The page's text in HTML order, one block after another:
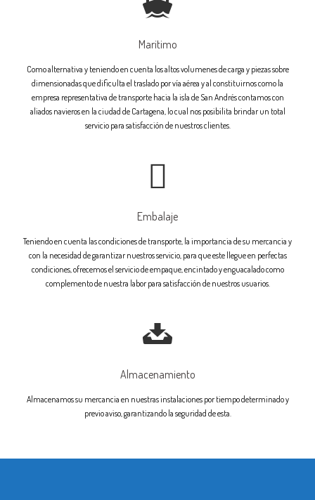
Maritimo
Como alternativa y teniendo en cuenta los altos volumenes de carga y piezas sobre
dimensionadas que dificulta el traslado por vía aérea y al constituirnos como la
empresa representativa de transporte hacia la isla de San Andrés contamos con
aliados navieros en la ciudad de Cartagena, lo cual nos posibilita brindar un total
servicio para satisfacción de nuestros clientes.
Embalaje
Teniendo en cuenta las condiciones de transporte, la importancia de su mercancia y
con la necesidad de garantizar nuestros servicio, para que este llegue en perfectas
condiciones, ofrecemos el servicio de empaque, encintado y enguacalado como
complemento de nuestra labor para satisfacción de nuestros usuarios.
Almacenamiento
Almacenamos su mercancia en nuestras instalaciones por tiempo determinado y
previo aviso, garantizando la seguridad de esta.